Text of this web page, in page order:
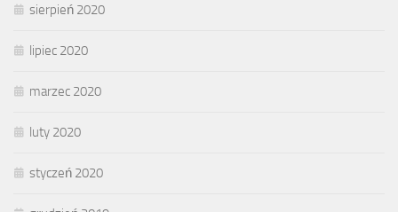
sierpień 2020
lipiec 2020
marzec 2020
luty 2020
styczeń 2020